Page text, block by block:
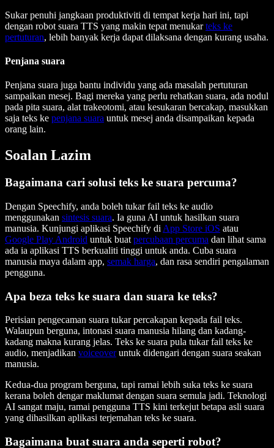
Sukar penuhi jangkaan produktiviti di tempat kerja hari ini, tapi
dengan robot suara TTS yang makin tepat menukarteks ke
pertuturan, lebih banyak kerja dapat dilaksana dengan kurang usaha.
Penjana suara
Penjana suara juga bantu individu yang ada masalah pertuturan
sampaikan mesej. Bagi mereka yang perlu rehatkan suara, ada nodul
pada pita suara, alat trakeotomi, atau kesukaran bercakap, masukkan
saja teks ke penjana suara untuk mesej anda disampaikan kepada
orang lain.
Soalan Lazim
Bagaimana cari solusi teks ke suara percuma?
Dengan Speechify, anda boleh tukar fail teks ke audio
menggunakan sintesis suara. Ia guna AI untuk hasilkan suara
manusia. Kunjungi aplikasi Speechify di App Store iOS atau
Google Play Android untuk buat percubaan percuma dan lihat sama
ada ia aplikasi TTS berkualiti tinggi untuk anda. Cuba suara
manusia maya dalam app, semak harga, dan rasa sendiri pengalaman
pengguna.
Apa beza teks ke suara dan suara ke teks?
Perisian pengecaman suara tukar percakapan kepada fail teks.
Walaupun berguna, intonasi suara manusia hilang dan kadang-
kadang makna kurang jelas. Teks ke suara pula tukar fail teks ke
audio, menjadikan voiceoveruntuk didengari dengan suara seakan
manusia.
Kedua-dua program berguna, tapi ramai lebih suka teks ke suara
kerana boleh dengar maklumat dengan suara semula jadi. Teknologi
AI sangat maju, ramai pengguna TTS kini terkejut betapa asli suara
yang dihasilkan aplikasi terjemahan teks ke suara.
Bagaimana buat suara anda seperti robot?